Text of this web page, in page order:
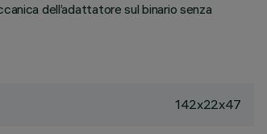
dell’adattatore sul binario senza
142x22x47